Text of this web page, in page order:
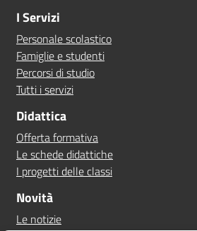
I Servizi
Personale scolastico
Famiglie e studenti
Percorsi di studio
Tutti i servizi
Didattica
Offerta formativa
Le schede didattiche
I progetti delle classi
Novità
Le notizie